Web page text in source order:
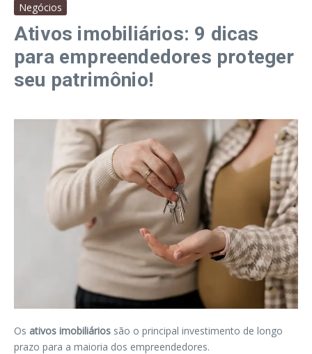
Negócios
Ativos imobiliários: 9 dicas
para empreendedores proteger
seu patrimônio!
Os ativos imobiliários são o principal investimento de longo
prazo para a maioria dos empreendedores.